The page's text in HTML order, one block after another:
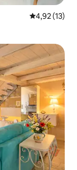
Gemiddelde
4,92 (13)